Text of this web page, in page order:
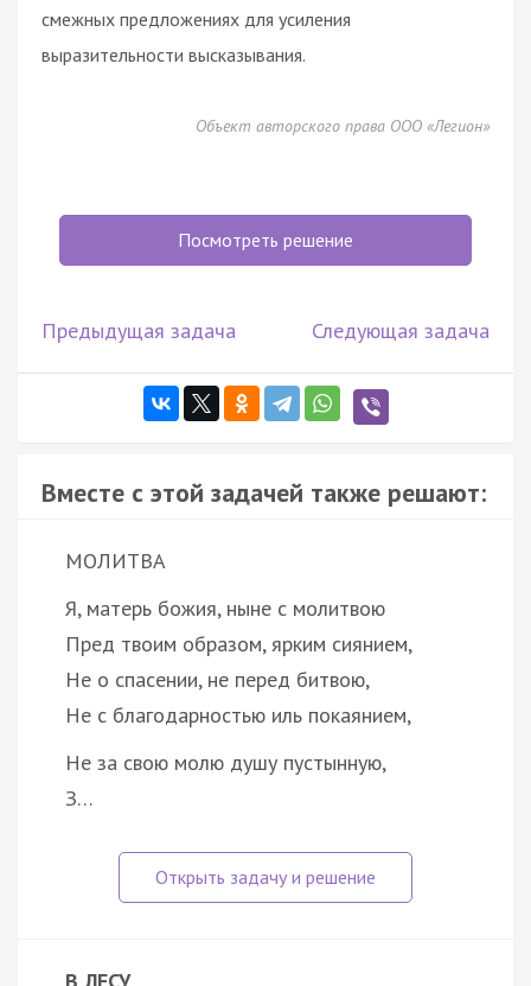
смежных предложениях для усиления
выразительности высказывания.
Объект авторского права ООО «Легион»
Посмотреть решение
Предыдущая задача Следующая задача
Вместе с этой задачей также решают:
МОЛИТВА
Я, матерь божия, ныне с молитвою
Пред твоим образом, ярким сиянием,
Не о спасении, не перед битвою,
Не с благодарностью иль покаянием,
Не за свою молю душу пустынную,
З…
В ЛЕСУ